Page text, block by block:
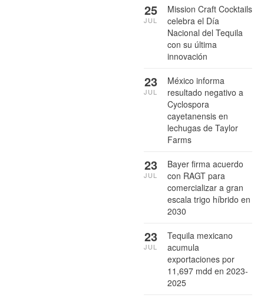
Mission Craft Cocktails
celebra el Día
Nacional del Tequila
con su última
innovación
25
JUL
México informa
resultado negativo a
Cyclospora
cayetanensis en
lechugas de Taylor
Farms
23
JUL
Bayer firma acuerdo
con RAGT para
comercializar a gran
escala trigo híbrido en
2030
23
JUL
Tequila mexicano
acumula
exportaciones por
11,697 mdd en 2023-
2025
23
JUL